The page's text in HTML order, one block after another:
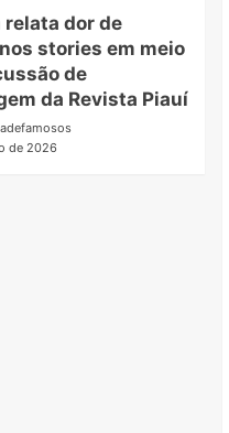
dor de
stories em meio
de
da Revista Piauí
de 2026